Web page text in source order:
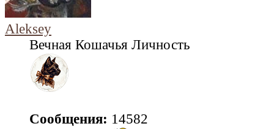
Aleksey
Вечная Кошачья Личность
Сообщения: 14582